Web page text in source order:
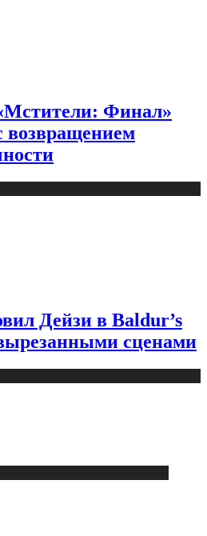
Финал»
возвращением
Дейзи в Baldur’s
сценами